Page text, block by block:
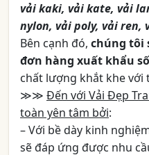
vải kaki, vải kate, vải
nylon, vải poly, vải ren,
Bên cạnh đó, chúng tôi
đơn hàng xuất khẩu
chất lượng khắt khe với
≫≫ Đến với Vải Đẹp
toàn yên tâm bởi:
– Với bề dày kinh
sẽ đáp ứng được nhu